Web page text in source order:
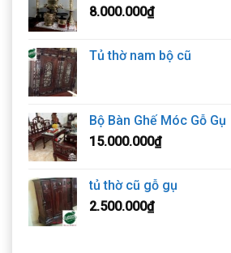
8.000.000₫
Tủ thờ nam bộ cũ
Bộ Bàn Ghế Móc Gỗ Gụ
15.000.000₫
tủ thờ cũ gỗ gụ
2.500.000₫